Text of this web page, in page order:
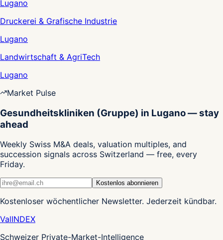
Lugano
Druckerei & Grafische Industrie
Lugano
Landwirtschaft & AgriTech
Lugano
Market Pulse
Gesundheitskliniken (Gruppe) in Lugano — stay
ahead
Weekly Swiss M&A deals, valuation multiples, and
succession signals across Switzerland — free, every
Friday.
Kostenlos abonnieren
Kostenloser wöchentlicher Newsletter. Jederzeit kündbar.
ValINDEX
Schweizer Private-Market-Intelligence